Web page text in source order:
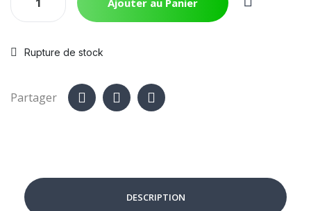
Rupture de stock
Partager
DESCRIPTION